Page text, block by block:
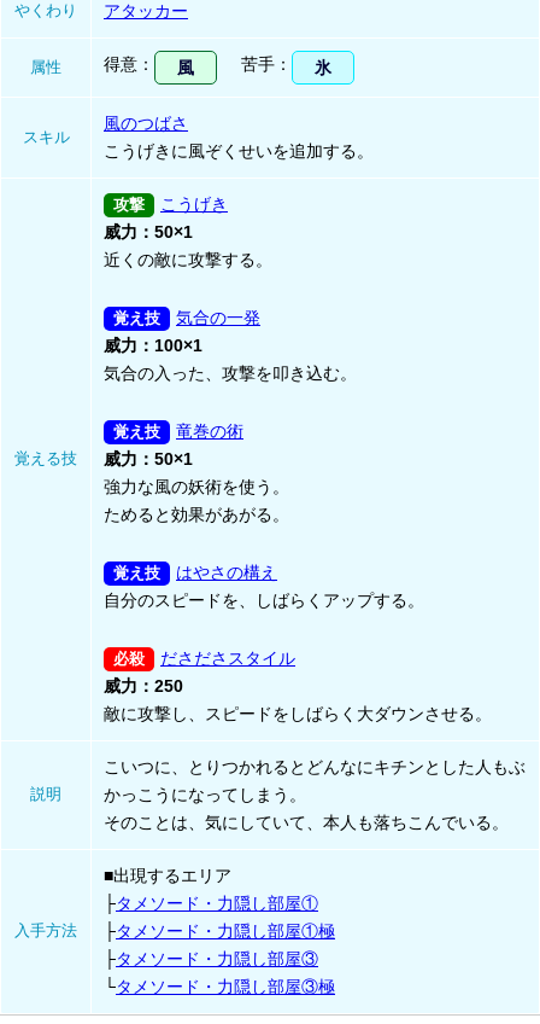
やくわり アタッカー
属性 得意 風 苦手 氷
スキル
風のつばさ
こうげきに風ぞくせいを追加する。
覚える技
こうげき
威力：50×1
近くの敵に攻撃する。
気合の一発
威力：100×1
気合の入った、攻撃を叩き込む。
竜巻の術
威力：50×1
強力な風の妖術を使う。
ためると効果があがる。
はやさの構え
自分のスピードを、しばらくアップする。
ださださスタイル
威力：250
敵に攻撃し、スピードをしばらく大ダウンさせる。
説明
こいつに、とりつかれるとどんなにキチンとした人もぶ
かっこうになってしまう。
そのことは、気にしていて、本人も落ちこんでいる。
入手方法
■出現するエリア
├タメソード・力隠し部屋①
├タメソード・力隠し部屋①極
├タメソード・力隠し部屋③
└タメソード・力隠し部屋③極